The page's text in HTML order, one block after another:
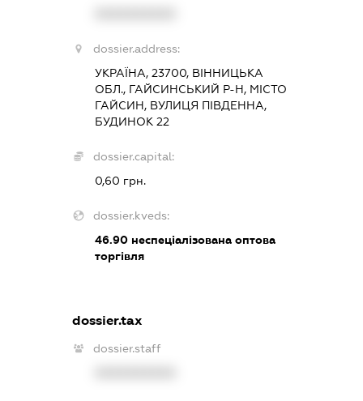
dossier.address:
УКРАЇНА, 23700, ВІННИЦЬКА
ОБЛ., ГАЙСИНСЬКИЙ Р-Н, МІСТО
ГАЙСИН, ВУЛИЦЯ ПІВДЕННА,
БУДИНОК 22
dossier.capital:
0,60 грн.
dossier.kveds:
46.90неспеціалізована оптова
торгівля
dossier.tax
dossier.staff